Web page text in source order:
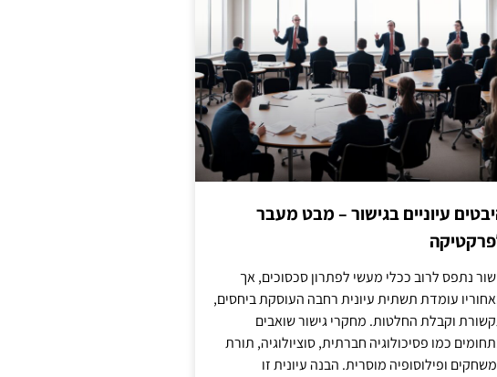
עיוניים בגישור – מבט מעבר
נתפס לרוב ככלי מעשי לפתרון סכסוכים, אך
עומדת תשתית עיונית רחבה העוסקת ביחסים,
וקבלת החלטות. מחקרי גישור שואבים
כמו פסיכולוגיה חברתית, סוציולוגיה, תורת
ופילוסופיה מוסרית. הבנה עיונית זו